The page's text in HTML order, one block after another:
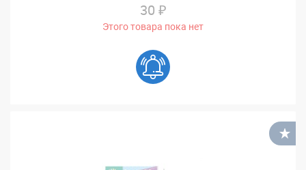
30 ₽
Этого товара пока нет